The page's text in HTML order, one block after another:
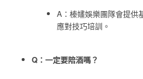
A：榛嫿娛樂團隊會提供
應對技巧培訓。
Q：一定要陪酒嗎？